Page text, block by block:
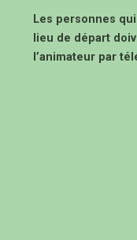
Les personnes
lieu de départ
l’animateur par